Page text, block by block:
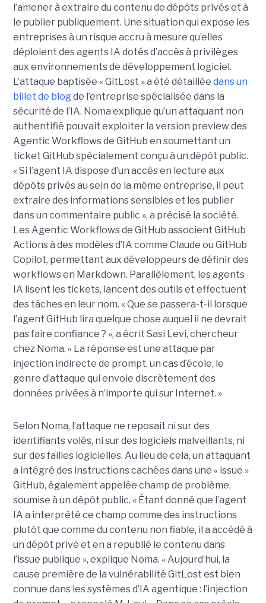
l’amener à extraire du contenu de dépôts privés et à
le publier publiquement. Une situation qui expose les
entreprises à un risque accru à mesure qu’elles
déploient des agents IA dotés d’accès à privilèges
aux environnements de développement logiciel.
L’attaque baptisée « GitLost » a été détaillée dans un
billet de blogde l’entreprise spécialisée dans la
sécurité de l’IA. Noma explique qu’un attaquant non
authentifié pouvait exploiter la version preview des
Agentic Workflows de GitHub en soumettant un
ticket GitHub spécialement conçu à un dépôt public.
« Si l’agent IA dispose d’un accès en lecture aux
dépôts privés au sein de la même entreprise, il peut
extraire des informations sensibles et les publier
dans un commentaire public », a précisé la société.
Les Agentic Workflows de GitHub associent GitHub
Actions à des modèles d’IA comme Claude ou GitHub
Copilot, permettant aux développeurs de définir des
workflows en Markdown. Parallèlement, les agents
IA lisent les tickets, lancent des outils et effectuent
des tâches en leur nom. « Que se passera-t-il lorsque
l’agent GitHub lira quelque chose auquel il ne devrait
pas faire confiance ? », a écrit Sasi Levi, chercheur
chez Noma. « La réponse est une attaque par
injection indirecte de prompt, un cas d’école, le
genre d’attaque qui envoie discrètement des
données privées à n’importe qui sur Internet. »
Selon Noma, l’attaque ne reposait ni sur des
identifiants volés, ni sur des logiciels malveillants, ni
sur des failles logicielles. Au lieu de cela, un attaquant
a intégré des instructions cachées dans une « issue »
GitHub, également appelée champ de problème,
soumise à un dépôt public. « Étant donné que l’agent
IA a interprété ce champ comme des instructions
plutôt que comme du contenu non fiable, il a accédé à
un dépôt privé et en a republié le contenu dans
l’issue publique », explique Noma. « Aujourd’hui, la
cause première de la vulnérabilité GitLost est bien
connue dans les systèmes d’IA agentique : l’injection